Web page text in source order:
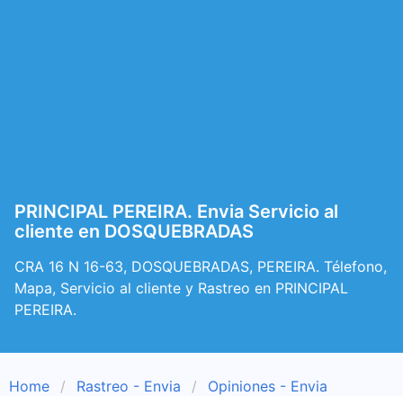
PRINCIPAL PEREIRA. Envia Servicio al
cliente en DOSQUEBRADAS
CRA 16 N 16-63, DOSQUEBRADAS, PEREIRA. Télefono,
Mapa, Servicio al cliente y Rastreo en PRINCIPAL
PEREIRA.
Home Rastreo - Envia
Opiniones - Envia